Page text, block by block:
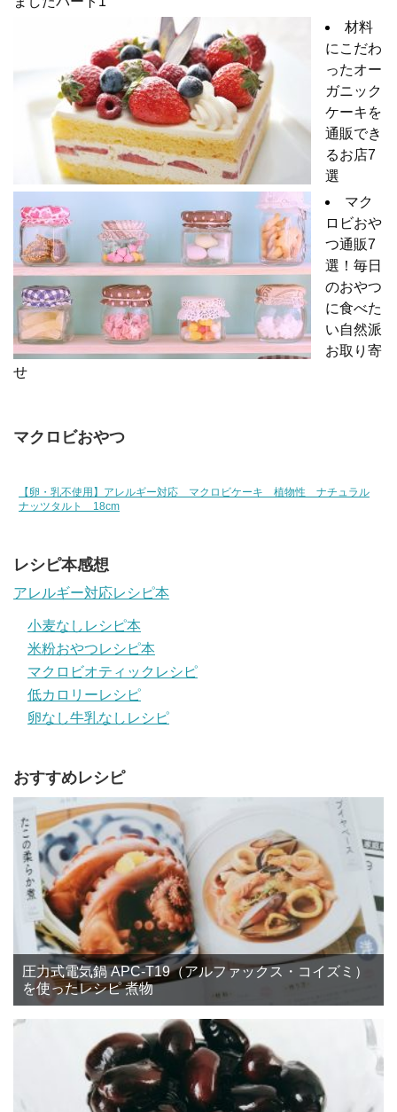
材料
にこだわ
ったオー
ガニック
ケーキを
通販でき
るお店7
選
マク
ロビおや
つ通販7
選！毎日
のおやつ
に食べた
い自然派
お取り寄
せ
マクロビおやつ
【卵・乳不使用】アレルギー対応 マクロビケーキ 植物性 ナチュラル
ナッツタルト 18cm
レシピ本感想
アレルギー対応レシピ本
小麦なしレシピ本
米粉おやつレシピ本
マクロビオティックレシピ
低カロリーレシピ
卵なし牛乳なしレシピ
おすすめレシピ
圧力式電気鍋 APC-T19（アルファックス・コイズミ）
を使ったレシピ 煮物